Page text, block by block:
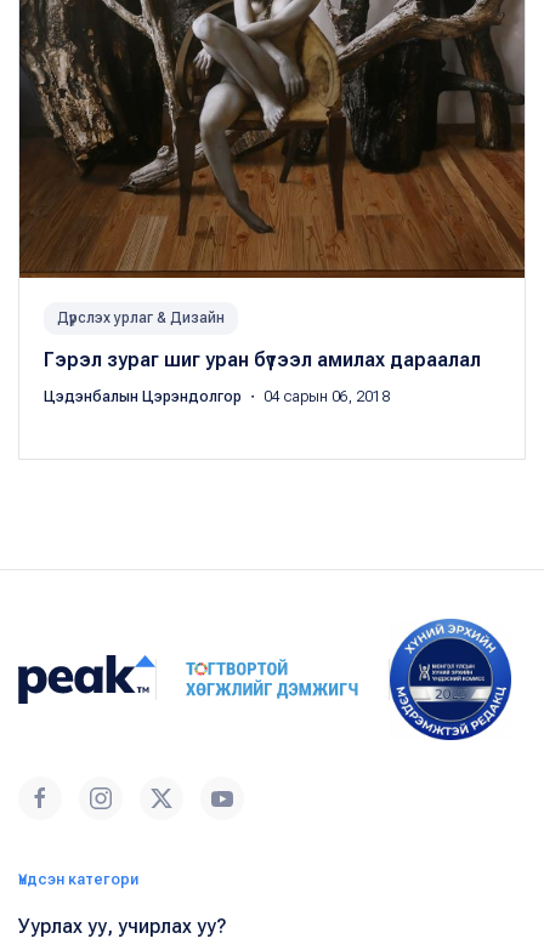
Дүрслэх урлаг & Дизайн
Гэрэл зураг шиг уран бүтээл амилах дараалал
Цэдэнбалын Цэрэндолгор ・ 04 сарын 06, 2018
Үндсэн категори
Уурлах уу, учирлах уу?